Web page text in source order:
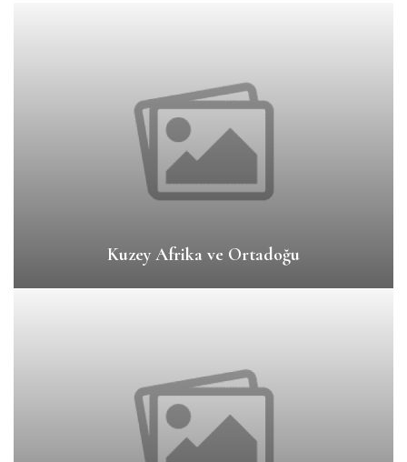
Kuzey Afrika ve Ortadoğu